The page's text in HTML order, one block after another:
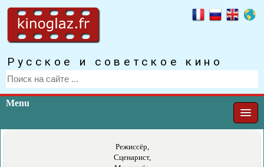
Русское и советское кино
Menu
Режиссёр,
Сценарист,